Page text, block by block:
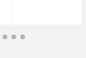
101112